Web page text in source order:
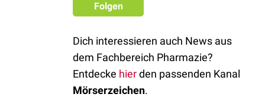
Folgen
Dich interessieren auch News aus
dem Fachbereich Pharmazie?
Entdecke hierden passenden Kanal
Mörserzeichen.